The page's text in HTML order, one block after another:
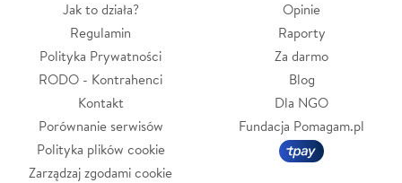
Jak to działa?
Regulamin
Polityka Prywatności
RODO - Kontrahenci
Kontakt
Porównanie serwisów
Polityka plików cookie
Zarządzaj zgodami cookie
Opinie
Raporty
Za darmo
Blog
Dla NGO
Fundacja Pomagam.pl